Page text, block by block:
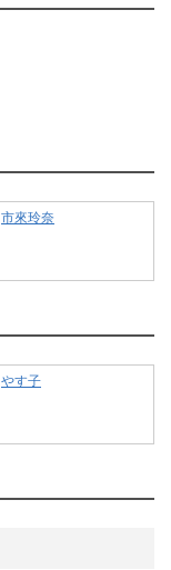
市來玲奈
す子